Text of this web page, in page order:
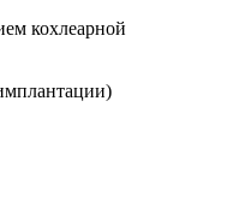
кохлеарной